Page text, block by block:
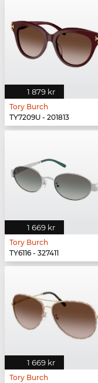
1 879 kr
Tory Burch
TY7209U - 201813
1 669 kr
Tory Burch
TY6116 - 327411
1 669 kr
Tory Burch